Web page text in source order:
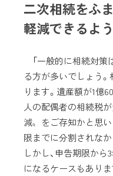
二次相続をふ
軽減できるよ
「一般的に相続対策
る方が多いでしょう
ります。遺産額が1億
人の配偶者の相続税
減〟をご存知かと思
限までに分割されな
しかし、申告期限か
になるケースもあり